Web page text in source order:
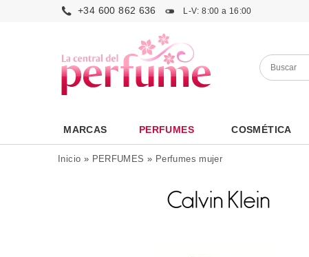
+34 600 862 636 L-V: 8:00 a 16:00
MARCAS PERFUMES COSMÉTICA
Inicio » PERFUMES » Perfumes mujer